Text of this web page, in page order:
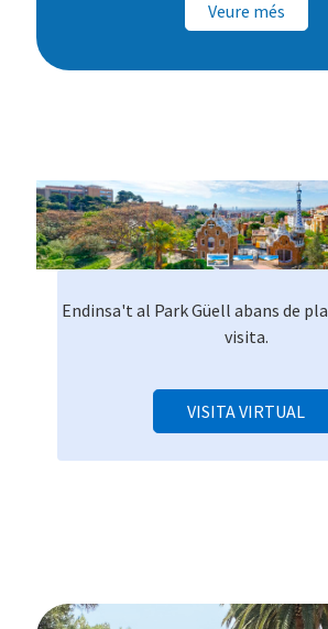
Veure més
Endinsa't al Park Güell abans de
visita.
VISITA VIRTUAL